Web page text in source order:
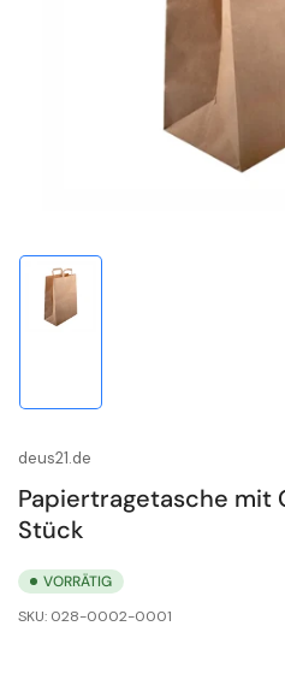
deus21.de
Papiertragetasche mit
Stück
VORRÄTIG
SKU: 028-0002-0001